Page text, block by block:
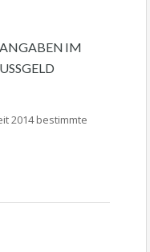
IM
2014 bestimmte